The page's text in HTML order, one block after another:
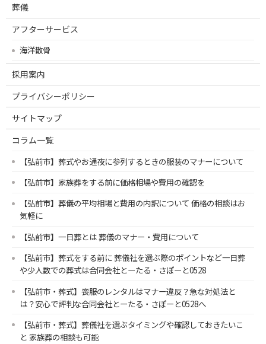
葬儀
アフターサービス
海洋散骨
採用案内
プライバシーポリシー
サイトマップ
コラム一覧
【弘前市】葬式やお通夜に参列するときの服装のマナーについて
【弘前市】家族葬をする前に価格相場や費用の確認を
【弘前市】葬儀の平均相場と費用の内訳について 価格の相談はお
気軽に
【弘前市】一日葬とは 葬儀のマナー・費用について
【弘前市】葬式をする前に 葬儀社を選ぶ際のポイントなど一日葬
や少人数での葬式は合同会社とーたる・さぽーと0528
【弘前市・葬式】喪服のレンタルはマナー違反？急な対処法と
は？安心で評判な合同会社とーたる・さぽーと0528へ
【弘前市・葬式】葬儀社を選ぶタイミングや確認しておきたいこ
と 家族葬の相談も可能